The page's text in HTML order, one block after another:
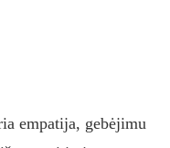
empatija, gebėjimu